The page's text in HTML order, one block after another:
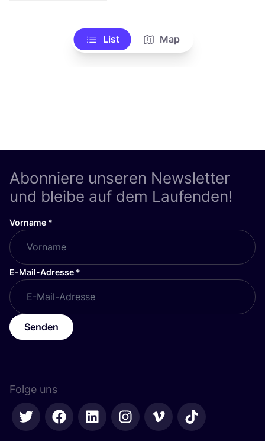
List Map
Abonniere unseren Newsletter
und bleibe auf dem Laufenden!
Vorname *
E-Mail-Adresse *
Senden
Folge uns